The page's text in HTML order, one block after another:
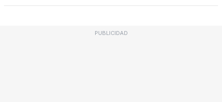
PUBLICIDAD